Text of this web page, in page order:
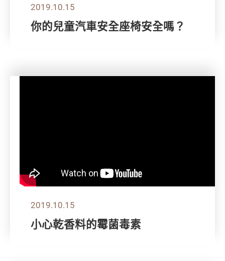
2019.10.15
你的兒童汽車安全座椅安全嗎？
2019.10.15
小心乾香料的霉菌毒素